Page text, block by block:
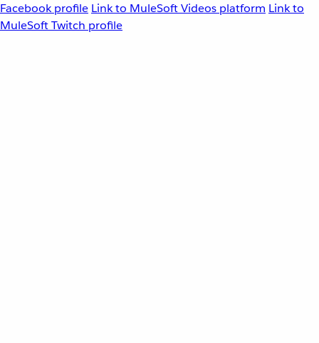
Facebook profile Link to MuleSoft Videos platform Link to
MuleSoft Twitch profile